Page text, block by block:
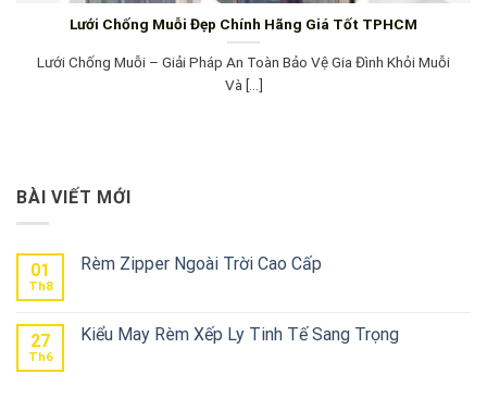
Lưới Chống Muỗi Đẹp Chính Hãng Giá Tốt TPHCM
Lưới Chống Muỗi – Giải Pháp An Toàn Bảo Vệ Gia Đình Khỏi Muỗi
Và [...]
BÀI VIẾT MỚI
01
Th8
Rèm Zipper Ngoài Trời Cao Cấp
27
Th6
Kiểu May Rèm Xếp Ly Tinh Tế Sang Trọng